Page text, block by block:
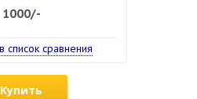
1000/-
список сравнения
Купить